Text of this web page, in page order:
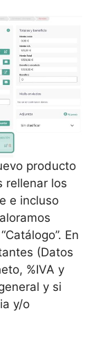
producto
rellenar los
e incluso
En
(Datos
%IVA y
y si
y/o